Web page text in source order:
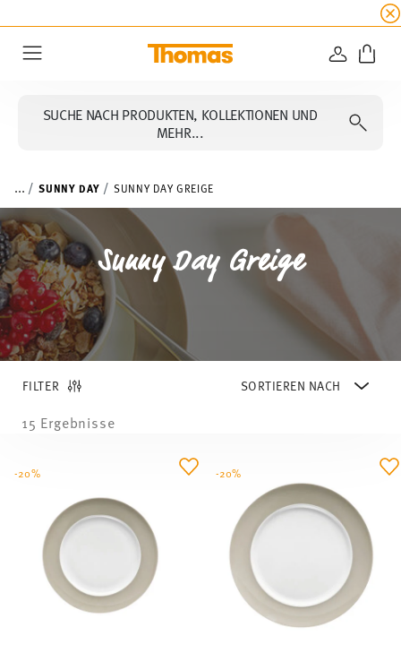
☀️ 20% Rabatt auf alle Thomas
SUCHE NACH PRODUKTEN, KOLLEKTIONEN UND
MEHR...
... SUNNY DAY SUNNY DAY GREIGE
Sunny Day Greige
FILTER
15 Ergebnisse
-20% -20%